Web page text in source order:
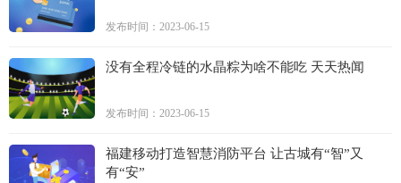
发布时间：2023-06-15
没有全程冷链的水晶粽为啥不能吃 天天热闻
发布时间：2023-06-15
福建移动打造智慧消防平台 让古城有“智”又
有“安”